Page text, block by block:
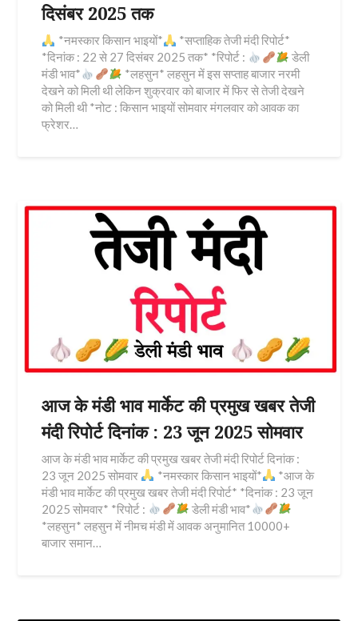
दिसंबर 2025 तक
*नमस्कार किसान भाइयों*
*सप्ताहिक तेजी मंदी रिपोर्ट*
*दिनांक : 22 से 27 दिसंबर 2025 तक* *रिपोर्ट :
डेली
मंडी भाव*
*लहसुन* लहसुन में इस सप्ताह बाजार नरमी
देखने को मिली थी लेकिन शुक्रवार को बाजार में फिर से तेजी देखने
को मिली थी *नोट : किसान भाइयों सोमवार मंगलवार को आवक का
फ्रेशर…
आज के मंडी भाव मार्केट की प्रमुख खबर तेजी
मंदी रिपोर्ट दिनांक : 23 जून 2025 सोमवार
आज के मंडी भाव मार्केट की प्रमुख खबर तेजी मंदी रिपोर्ट दिनांक :
23 जून 2025 सोमवार
*नमस्कार किसान भाइयों*
*आज के
मंडी भाव मार्केट की प्रमुख खबर तेजी मंदी रिपोर्ट* *दिनांक : 23 जून
2025 सोमवार* *रिपोर्ट :
डेली मंडी भाव*
*लहसुन* लहसुन में नीमच मंडी में आवक अनुमानित 10000+
बाजार समान…